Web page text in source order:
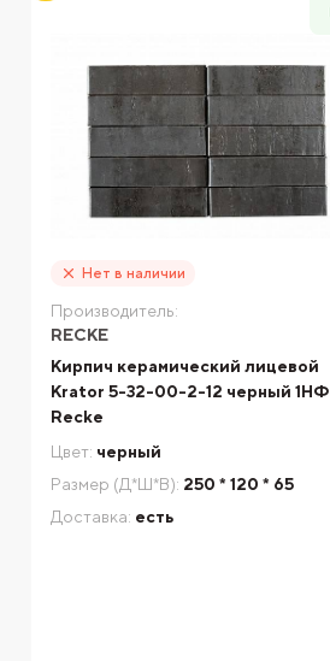
Нет в наличии
Производитель:
RECKE
Кирпич керамический лицевой
Krator 5-32-00-2-12 черный 1НФ
Recke
Цвет: черный
Размер (Д*Ш*В): 250 * 120 * 65
Доставка: есть